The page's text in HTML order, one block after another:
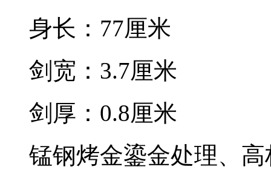
身长：77厘米
剑宽：3.7厘米
剑厚：0.8厘米
锰钢烤金鎏金处理、